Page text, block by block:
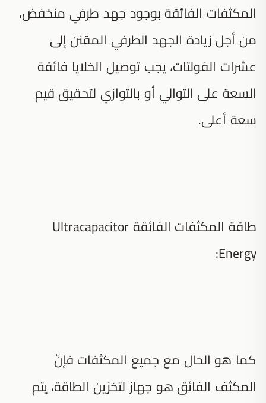
المكثفات الفائقة بوجود جهد طرفي منخفض،
من أجل زيادة الجهد الطرفي المقنن إلى
عشرات الفولتات، يجب توصيل الخلايا فائقة
السعة على التوالي أو بالتوازي لتحقيق قيم
سعة أعلى.
طاقة المكثفات الفائقة Ultracapacitor
Energy:
كما هو الحال مع جميع المكثفات فإنّ
المكثف الفائق هو جهاز لتخزين الطاقة، يتم